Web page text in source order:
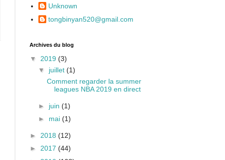
Unknown
tongbinyan520@gmail.com
Archives du blog
▼ 2019 (3)
▼ juillet (1)
Comment regarder la summer
leagues NBA 2019 en direct
► juin (1)
► mai (1)
► 2018 (12)
► 2017 (44)